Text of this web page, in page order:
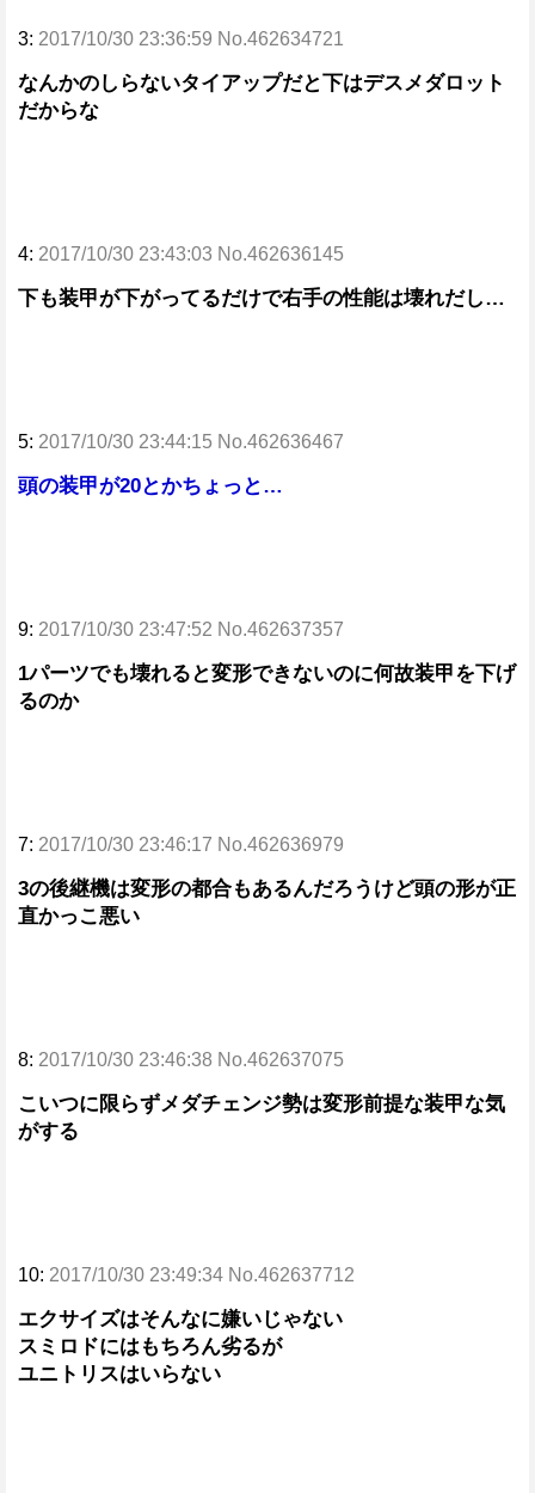
3: 2017/10/30 23:36:59 No.462634721
なんかのしらないタイアップだと下はデスメダロット
だからな
4: 2017/10/30 23:43:03 No.462636145
下も装甲が下がってるだけで右手の性能は壊れだし…
5: 2017/10/30 23:44:15 No.462636467
頭の装甲が20とかちょっと…
9: 2017/10/30 23:47:52 No.462637357
1パーツでも壊れると変形できないのに何故装甲を下げ
るのか
7: 2017/10/30 23:46:17 No.462636979
3の後継機は変形の都合もあるんだろうけど頭の形が正
直かっこ悪い
8: 2017/10/30 23:46:38 No.462637075
こいつに限らずメダチェンジ勢は変形前提な装甲な気
がする
10: 2017/10/30 23:49:34 No.462637712
エクサイズはそんなに嫌いじゃない
スミロドにはもちろん劣るが
ユニトリスはいらない